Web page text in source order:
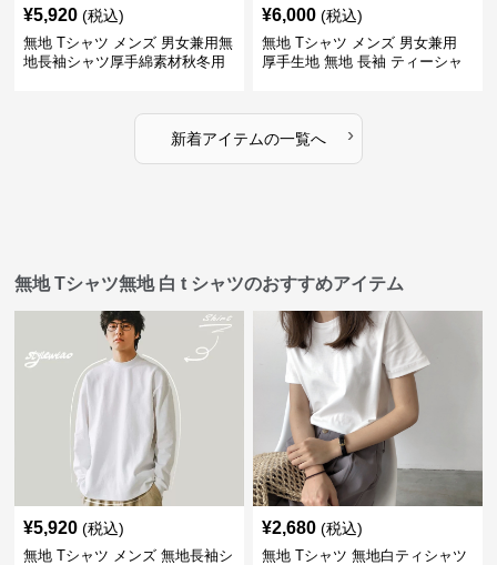
¥5,920 (税込)
無地 Tシャツ メンズ 男女兼用無
地長袖シャツ厚手綿素材秋冬用
¥6,000 (税込)
無地 Tシャツ メンズ 男女兼用
厚手生地 無地 長袖 ティーシャ
新着アイテムの一覧へ ›
無地 Tシャツ無地 白 t シャツのおすすめアイテム
¥5,920 (税込)
無地 Tシャツ メンズ 無地長袖シ
¥2,680 (税込)
無地 Tシャツ 無地白ティシャツ